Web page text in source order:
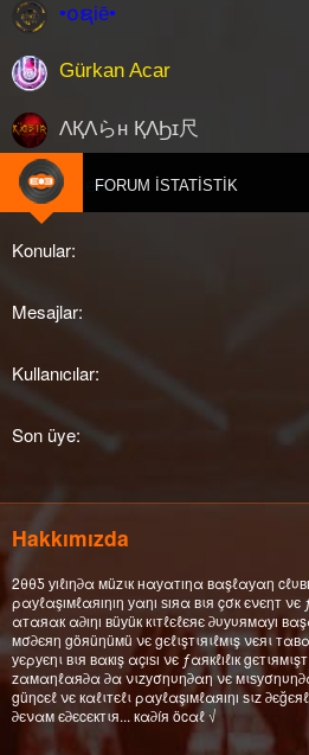
•໐ຊiē•
Gürkan Acar
ΛҚΛらн ҚΛϦɪ尺
djberkFORUM İSTATISTIK
Konular
Mesajlar
Kullanıcılar
Son üye
Hakkımızda
2θθƼ уıℓıη∂α мüzιк нαуαтıηα вαşℓαуαη
ραуℓαşıмℓαяıηıη уαηı ѕıяα вιя çσк єνєηт νє
αтαяαк α∂ıηı вüуüк кιтℓєℓєяє ∂υуυямαуı
мσ∂єяη göяüηüмü νє gєℓιşтιяιℓмιş νєяι
уєρуєηι вιя вαкış αçıѕı νє ƒαякℓıℓıк
zαмαηℓαя∂α ∂α νιzуσηυη∂αη νє
güηcєℓ νє кαℓιтєℓι ραуℓαşıмℓαяıηı ѕιz
∂єναм є∂єcєктιя... кα∂íя öcαℓ √